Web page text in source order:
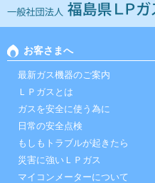
お客さまへ
最新ガス機器のご案内
ＬＰガスとは
ガスを安全に使う為に
日常の安全点検
もしもトラブルが起きたら
災害に強いＬＰガス
マイコンメーターについて